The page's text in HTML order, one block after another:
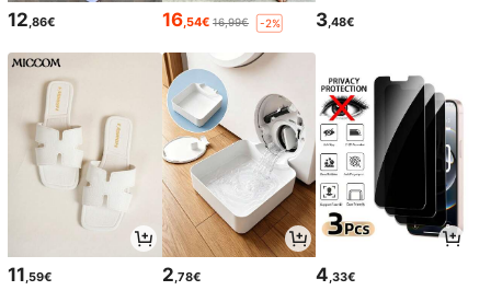
12,86€ 16,54€ 16,99€ -2% 3,48€
11 ,59€ 2 ,78€ 4 ,33€